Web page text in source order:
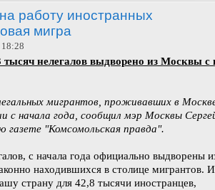
работу иностранных
мигра
18:28
тысяч нелегалов выдворено из Москвы с
мигрантов, проживавших в
с начала года, сообщил мэр Москвы
газете "Комсомольская правда".
с начала года официально выдворены
находившихся в столице мигрантов. И
страну для 42,8 тысячи иностранцев,